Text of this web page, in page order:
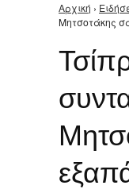
Είστε
Αρχική ›
Μητσοτάκης